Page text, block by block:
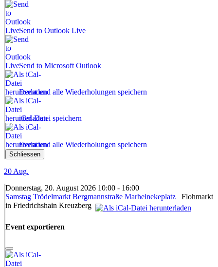
Send to Outlook Live
Send to Microsoft Outlook
Event und alle Wiederholungen speichern
iCal-Datei speichern
Event und alle Wiederholungen speichern
Schliessen
20 Aug.
Donnerstag, 20. August 2026 10:00 - 16:00
Samstag Trödelmarkt Bergmannstraße Marheinekeplatz Flohmarkt
in Friedrichshain Kreuzberg
Event exportieren